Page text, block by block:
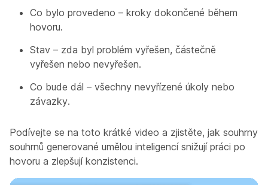
Co bylo provedeno – kroky dokončené během
hovoru.
Stav – zda byl problém vyřešen, částečně
vyřešen nebo nevyřešen.
Co bude dál – všechny nevyřízené úkoly nebo
závazky.
Podívejte se na toto krátké video a zjistěte, jak souhrny
souhrnů generované umělou inteligencí snižují práci po
hovoru a zlepšují konzistenci.